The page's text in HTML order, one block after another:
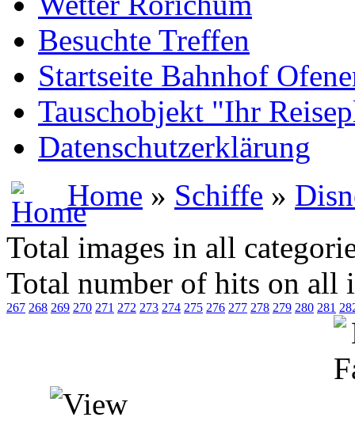
Besuchte Treffen
Startseite Bahnhof
Tauschobjekt "Ihr
Datenschutzerklärung
Home » Schiffe »
Total images in all
Total number of hits on all
267 268 269 270 271 272 273 274 275 276 277 278 279 280 281